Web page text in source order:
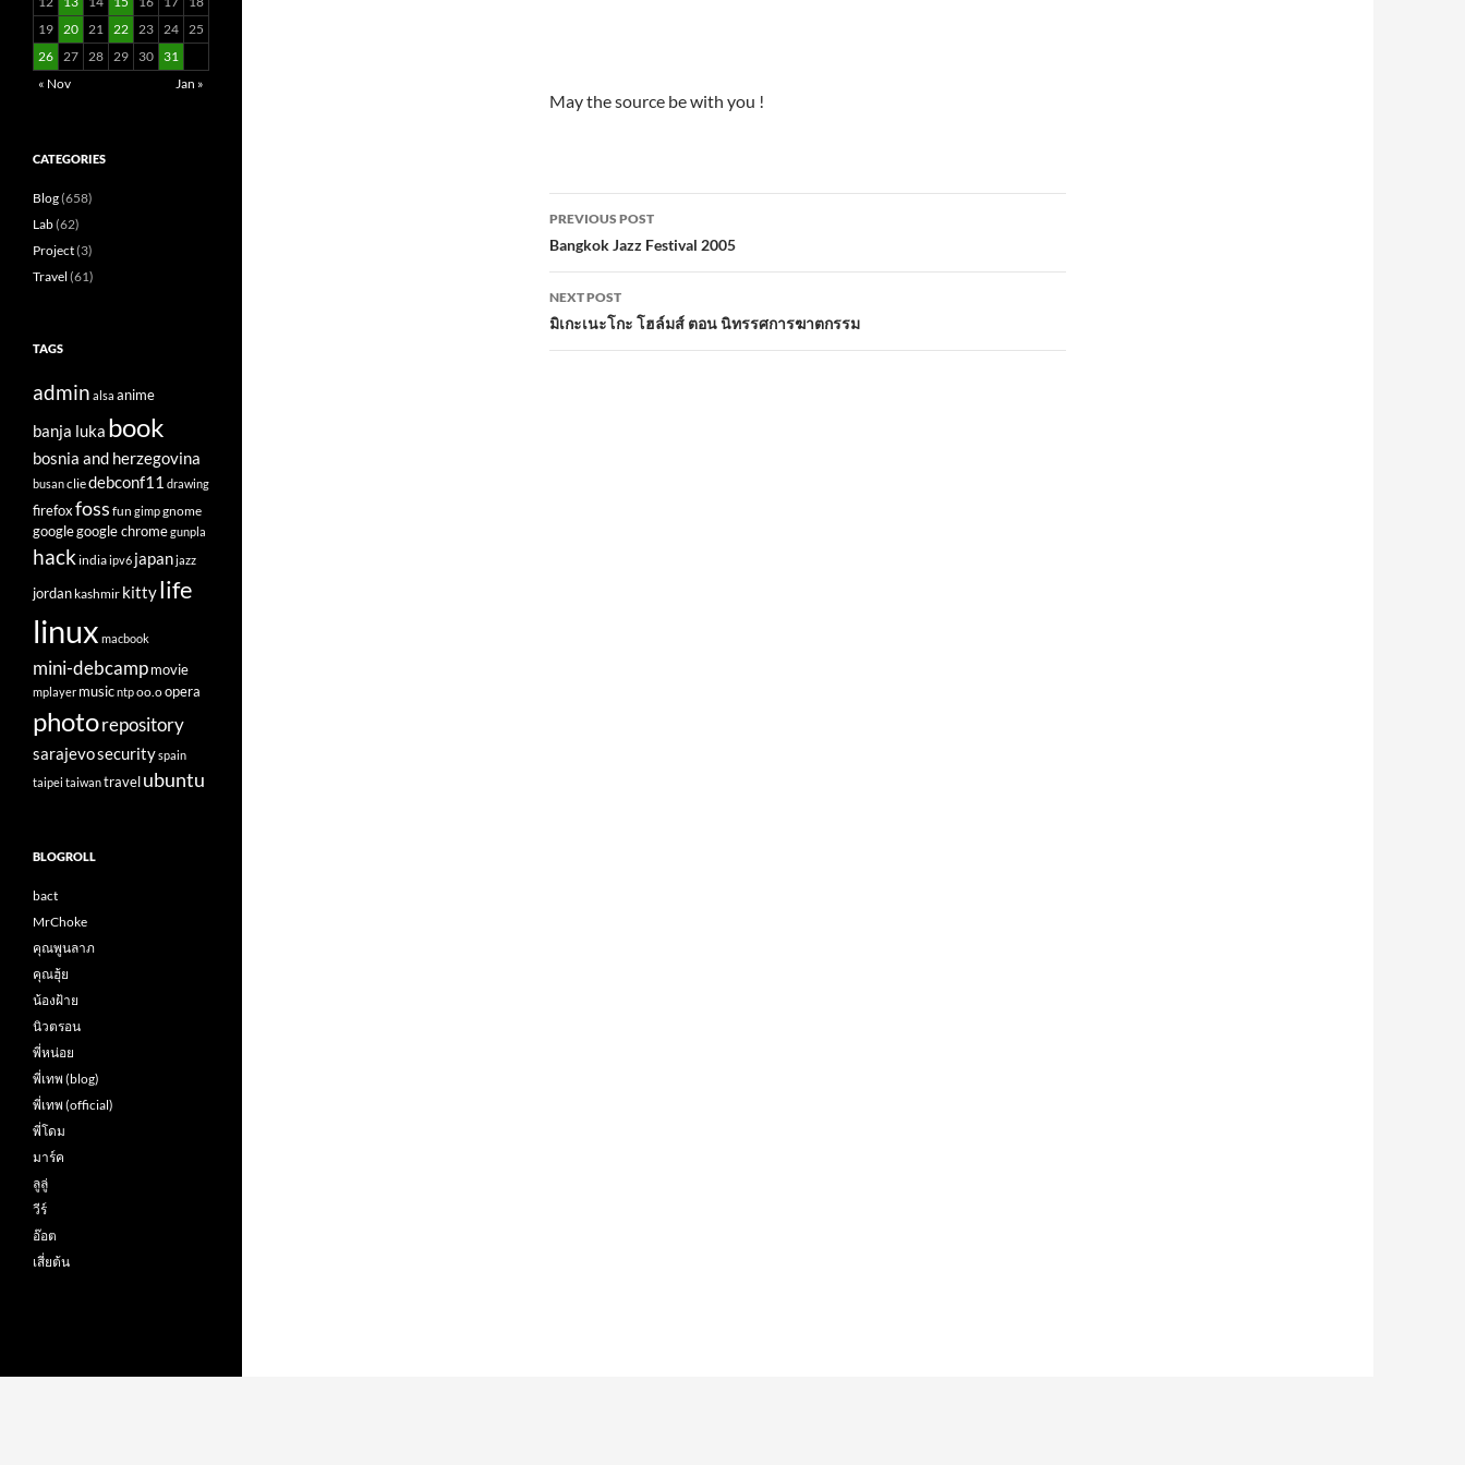
May the source be with you !
Post
navigation
PREVIOUS POST
Bangkok Jazz Festival 2005
NEXT POST
มิเกะเนะโกะ โฮล์มส์ ตอน นิทรรศการฆาตกรรม
19 20 21 22 23 24 25
26 27 28 29 30
31
« Nov
Jan »
CATEGORIES
Blog(658)
Lab(62)
Project(3)
Travel (61)
TAGS
admin alsa anime
banja luka book
bosnia and herzegovina
busancliedebconf11 drawing
firefoxfoss fun gimpgnome
googlegoogle chromegunpla
hackindiaipv6 japanjazz
jordankashmir kittylife
linux macbook
mini-debcampmovie
mplayer musicntpoo.oopera
photorepository
sarajevosecurityspain
taipei taiwantravelubuntu
BLOGROLL
bact
MrChoke
คุณพูนลาภ
คุณฮุ้ย
น้องฝ้าย
นิวตรอน
พี่หน่อย
พี่เทพ (blog)
พี่เทพ (official)
พี่โดม
มาร์ค
ลูลู่
วีร์
อ๊อต
เสี่ยต้น